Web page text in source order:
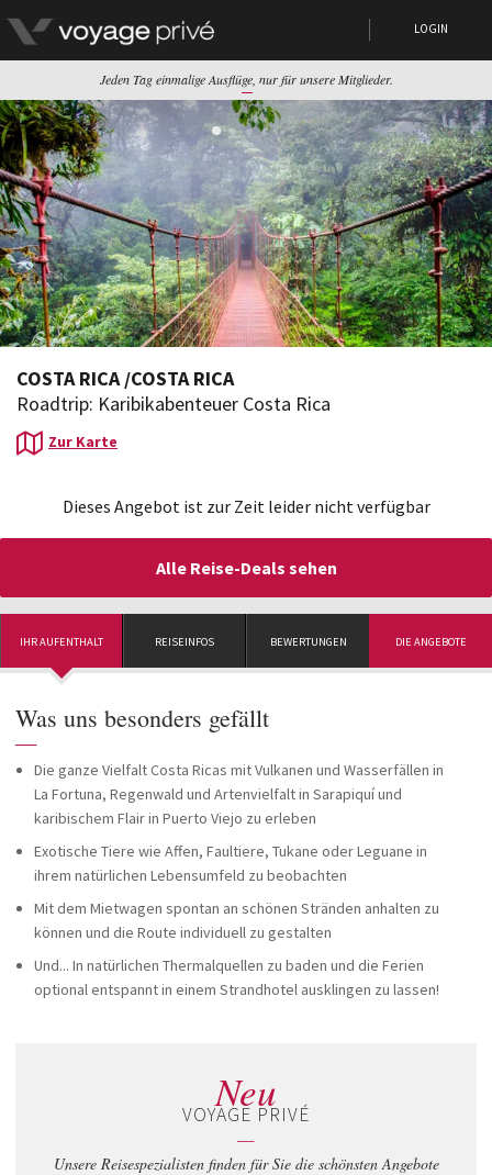
LOGIN
Jeden Tag einmalige Ausflüge, nur für unsere Mitglieder.
Dieses Angebot ist zur Zeit leider nicht verfügbar
Alle Reise-Deals sehen
COSTA RICA /COSTA RICA
Roadtrip: Karibikabenteuer Costa Rica
Zur Karte
IHR AUFENTHALT REISEINFOS BEWERTUNGEN DIE ANGEBOTE
Was uns besonders gefällt
—
Die ganze Vielfalt Costa Ricas mit Vulkanen und Wasserfällen in
La Fortuna, Regenwald und Artenvielfalt in Sarapiquí und
karibischem Flair in Puerto Viejo zu erleben
Exotische Tiere wie Affen, Faultiere, Tukane oder Leguane in
ihrem natürlichen Lebensumfeld zu beobachten
Mit dem Mietwagen spontan an schönen Stränden anhalten zu
können und die Route individuell zu gestalten
Und... In natürlichen Thermalquellen zu baden und die Ferien
optional entspannt in einem Strandhotel ausklingen zu lassen!
Neu
VOYAGE PRIVÉ
—
Unsere Reisespezialisten finden für Sie die schönsten Angebote